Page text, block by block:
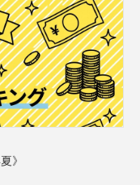
》